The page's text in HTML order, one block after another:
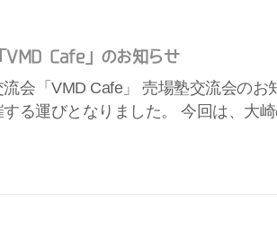
VMD Cafe」のお知らせ
会「VMD Cafe」 売場塾交流会の
る運びとなりました。 今回は、大